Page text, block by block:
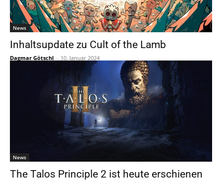
News
Inhaltsupdate zu Cult of the Lamb
Dagmar Götschl - 10. Januar 2024
News
The Talos Principle 2 ist heute erschienen